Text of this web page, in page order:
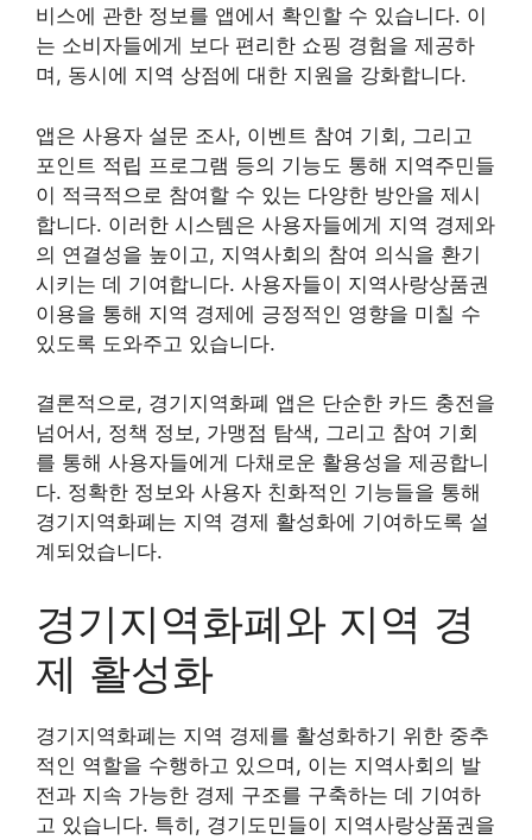
비스에 관한 정보를 앱에서 확인할 수 있습니다. 이
는 소비자들에게 보다 편리한 쇼핑 경험을 제공하
며, 동시에 지역 상점에 대한 지원을 강화합니다.
앱은 사용자 설문 조사, 이벤트 참여 기회, 그리고
포인트 적립 프로그램 등의 기능도 통해 지역주민들
이 적극적으로 참여할 수 있는 다양한 방안을 제시
합니다. 이러한 시스템은 사용자들에게 지역 경제와
의 연결성을 높이고, 지역사회의 참여 의식을 환기
시키는 데 기여합니다. 사용자들이 지역사랑상품권
이용을 통해 지역 경제에 긍정적인 영향을 미칠 수
있도록 도와주고 있습니다.
결론적으로, 경기지역화폐 앱은 단순한 카드 충전을
넘어서, 정책 정보, 가맹점 탐색, 그리고 참여 기회
를 통해 사용자들에게 다채로운 활용성을 제공합니
다. 정확한 정보와 사용자 친화적인 기능들을 통해
경기지역화폐는 지역 경제 활성화에 기여하도록 설
계되었습니다.
경기지역화폐와 지역 경
제 활성화
경기지역화폐는 지역 경제를 활성화하기 위한 중추
적인 역할을 수행하고 있으며, 이는 지역사회의 발
전과 지속 가능한 경제 구조를 구축하는 데 기여하
고 있습니다. 특히, 경기도민들이 지역사랑상품권을